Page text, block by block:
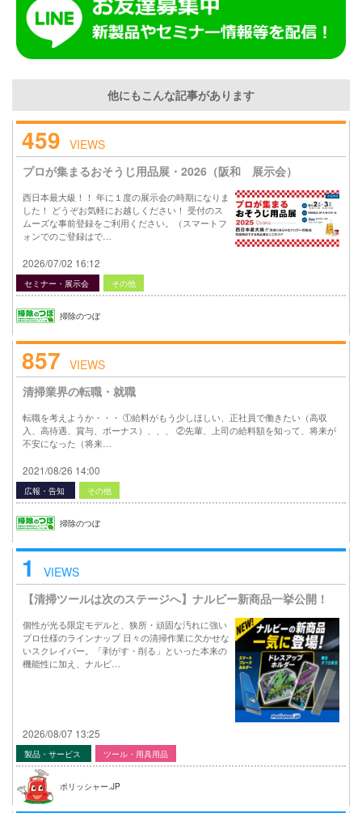
他にもこんな記事があります
459 VIEWS
プロが集まるおそうじ用品展・2026（阪和 展示会）
西日本最大級！！ 年に１度の展示会の時期になりま
した！ どうぞお気軽にお越しください！ 受付のス
ムーズな事前登録をご利用ください。（スマートフ
ォンでのご登録はで…
2026/07/02 16:12
セミナー・展示会 その他
掃除のつぼ
857 VIEWS
清掃業界の転職・就職
転職を考えようか・・・ ①給料がもう少しほしい、正社員で働きたい（高収
入、高待遇、賞与、ボーナス）、、、 ②先輩、上司の給料額を知って、将来が
不安になった（将来…
2021/08/26 14:00
広報・告知 その他
掃除のつぼ
1
VIEWS
【清掃ツールは次のステージへ】ナルビー新商品一挙公開！
個性が光る限定モデルと、狭所・頑固な汚れに強い
プロ仕様のラインナップ 日々の清掃作業に欠かせな
いスクレイパー。「剥がす・削る」といった本来の
機能性に加え、ナルビ…
2026/08/07 13:25
製品・サービス ツール・用具用品
ポリッシャー.JP